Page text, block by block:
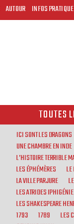
AUTOUR INFOS
TOUTES
ICI SONT LES DRAGONS
UNE CHAMBRE EN INDE
L’HISTOIRE TERRIBLE
LES ÉPHÉMÈRES
LA VILLE PARJURE
LES ATRIDES IPHIGÉNIE
LES SHAKESPEARE
1793
1789 LES